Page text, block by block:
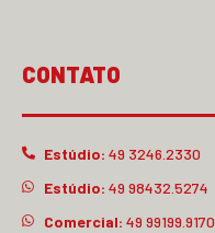
CONTATO
Estúdio: 49 3246.2330
Estúdio: 49 98432.5274
Comercial: 49 99199.9170